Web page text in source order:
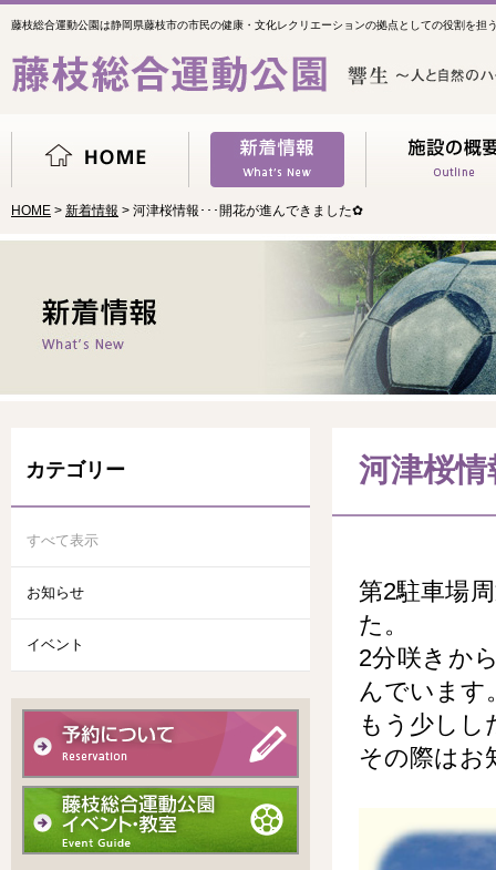
藤枝総合運動公園は静岡県藤枝市の市民の健康・文化レクリエーションの拠点としての役割を担
HOME > 新着情報 > 河津桜情報･･･開花が進んできました✿
河津桜
第2駐車場
た。
2分咲きか
んでいます
もう少しし
その際はお
カテゴリー
すべて表示
お知らせ
イベント